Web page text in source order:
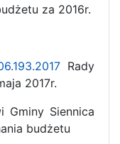
za 2016r.
Rady
2017r.
Gminy Siennica
budżetu